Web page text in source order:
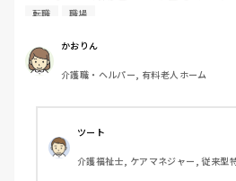
の仕事に戻ろうか悩んでいます。
転職 職場
かおりん
介護職・ヘルパー, 有料老人ホーム
ツート
介護福祉士, ケアマネジャー, 従来型